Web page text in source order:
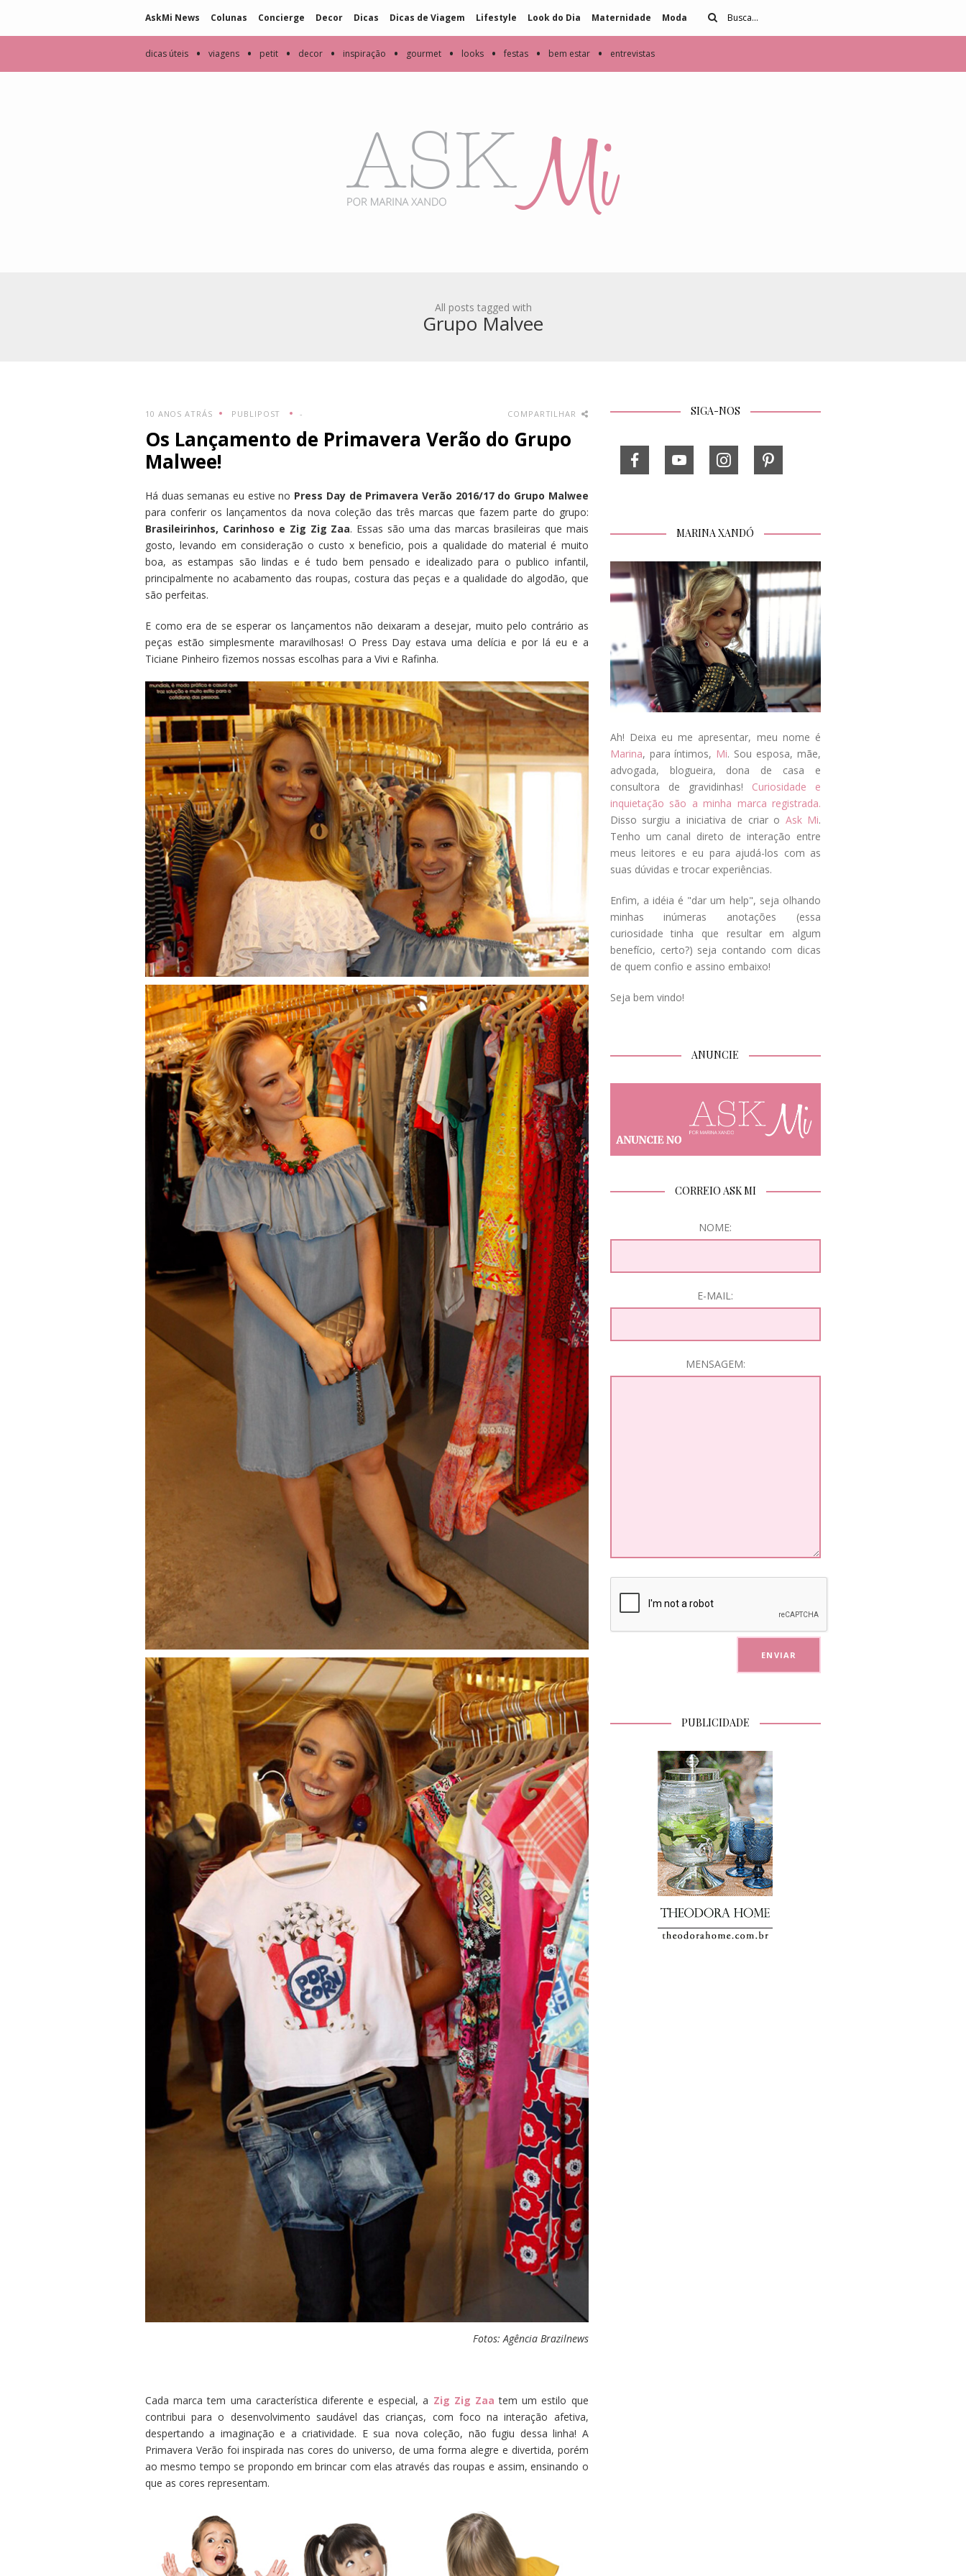
AskMi News Colunas Concierge Decor Dicas Dicas de Viagem Lifestyle Look do Dia Maternidade Moda
dicas úteis • viagens • petit • decor • inspiração • gourmet • looks • festas • bem estar • entrevistas
All posts tagged with
Grupo Malvee
10 ANOS ATRÁS PUBLIPOST - COMPARTILHAR
Os Lançamento de Primavera Verão do Grupo
Malwee!
Há duas semanas eu estive no Press Day de Primavera Verão 2016/17 do Grupo Malwee
para conferir os lançamentos da nova coleção das três marcas que fazem parte do grupo:
Brasileirinhos, Carinhoso e Zig Zig Zaa. Essas são uma das marcas brasileiras que mais
gosto, levando em consideração o custo x beneficio, pois a qualidade do material é muito
boa, as estampas são lindas e é tudo bem pensado e idealizado para o publico infantil,
principalmente no acabamento das roupas, costura das peças e a qualidade do algodão, que
são perfeitas.
E como era de se esperar os lançamentos não deixaram a desejar, muito pelo contrário as
peças estão simplesmente maravilhosas! O Press Day estava uma delícia e por lá eu e a
Ticiane Pinheiro fizemos nossas escolhas para a Vivi e Rafinha.
Fotos: Agência Brazilnews
Cada marca tem uma característica diferente e especial, a Zig Zig Zaa tem um estilo que
contribui para o desenvolvimento saudável das crianças, com foco na interação afetiva,
despertando a imaginação e a criatividade. E sua nova coleção, não fugiu dessa linha! A
Primavera Verão foi inspirada nas cores do universo, de uma forma alegre e divertida, porém
ao mesmo tempo se propondo em brincar com elas através das roupas e assim, ensinando o
que as cores representam.
SIGA-NOS
MARINA XANDÓ
Ah! Deixa eu me apresentar, meu nome é
Marina, para íntimos, Mi. Sou esposa, mãe,
advogada, blogueira, dona de casa e
consultora de gravidinhas! Curiosidade e
inquietação são a minha marca registrada.
Disso surgiu a iniciativa de criar o Ask Mi.
Tenho um canal direto de interação entre
meus leitores e eu para ajudá-los com as
suas dúvidas e trocar experiências.
Enfim, a idéia é "dar um help", seja olhando
minhas inúmeras anotações (essa
curiosidade tinha que resultar em algum
benefício, certo?) seja contando com dicas
de quem confio e assino embaixo!
Seja bem vindo!
ANUNCIE
CORREIO ASK MI
NOME:
E-MAIL:
MENSAGEM:
PUBLICIDADE